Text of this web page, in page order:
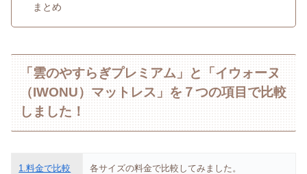
まとめ
「雲のやすらぎプレミアム」と「イウォーヌ
（IWONU）マットレス」を７つの項目で比較
しました！
1.料金で比較 各サイズの料金で比較してみました。